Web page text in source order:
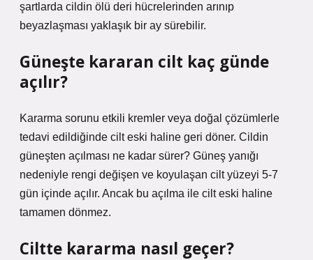
şartlarda cildin ölü deri hücrelerinden arınıp
beyazlaşması yaklaşık bir ay sürebilir.
Güneşte kararan cilt kaç günde
açılır?
Kararma sorunu etkili kremler veya doğal çözümlerle
tedavi edildiğinde cilt eski haline geri döner. Cildin
güneşten açılması ne kadar sürer? Güneş yanığı
nedeniyle rengi değişen ve koyulaşan cilt yüzeyi 5-7
gün içinde açılır. Ancak bu açılma ile cilt eski haline
tamamen dönmez.
Ciltte kararma nasıl geçer?